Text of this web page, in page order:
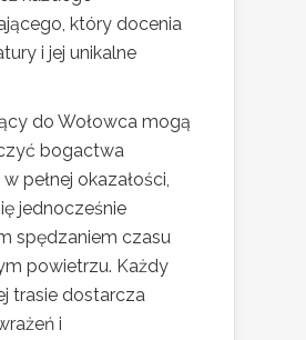
który docenia
i jej unikalne
do Wołowca mogą
bogactwa
pełnej okazałości,
jednocześnie
spędzaniem czasu
powietrzu. Każdy
trasie dostarcza
i